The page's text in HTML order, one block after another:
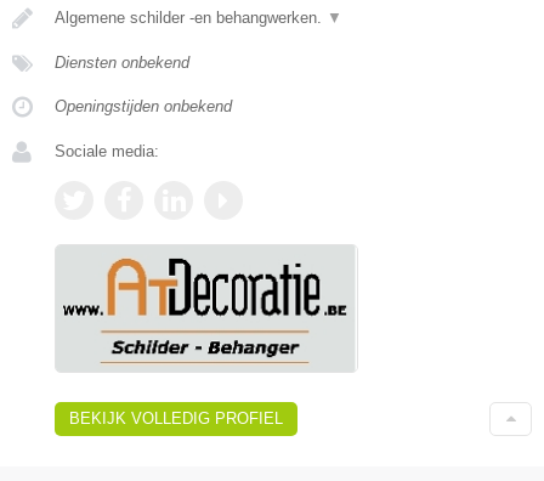
Algemene schilder -en behangwerken. ▼
Diensten onbekend
Openingstijden onbekend
Sociale media:
BEKIJK VOLLEDIG PROFIEL